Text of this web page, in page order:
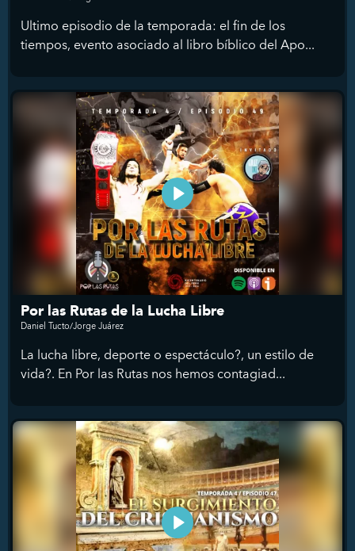
Ultimo episodio de la temporada: el fin de los
tiempos, evento asociado al libro bíblico del Apo...
Por las Rutas de la Lucha Libre
Daniel Tucto/Jorge Juárez
La lucha libre, deporte o espectáculo?, un estilo de
vida?. En Por las Rutas nos hemos contagiad...